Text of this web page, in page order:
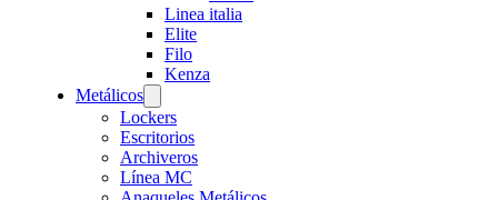
Linea italia
Elite
Filo
Kenza
Metálicos
Lockers
Escritorios
Archiveros
Línea MC